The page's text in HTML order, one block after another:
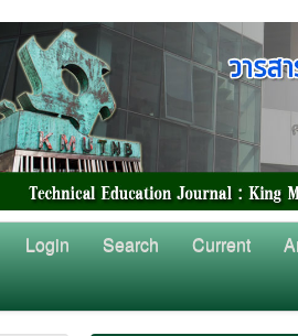
Login Search Current